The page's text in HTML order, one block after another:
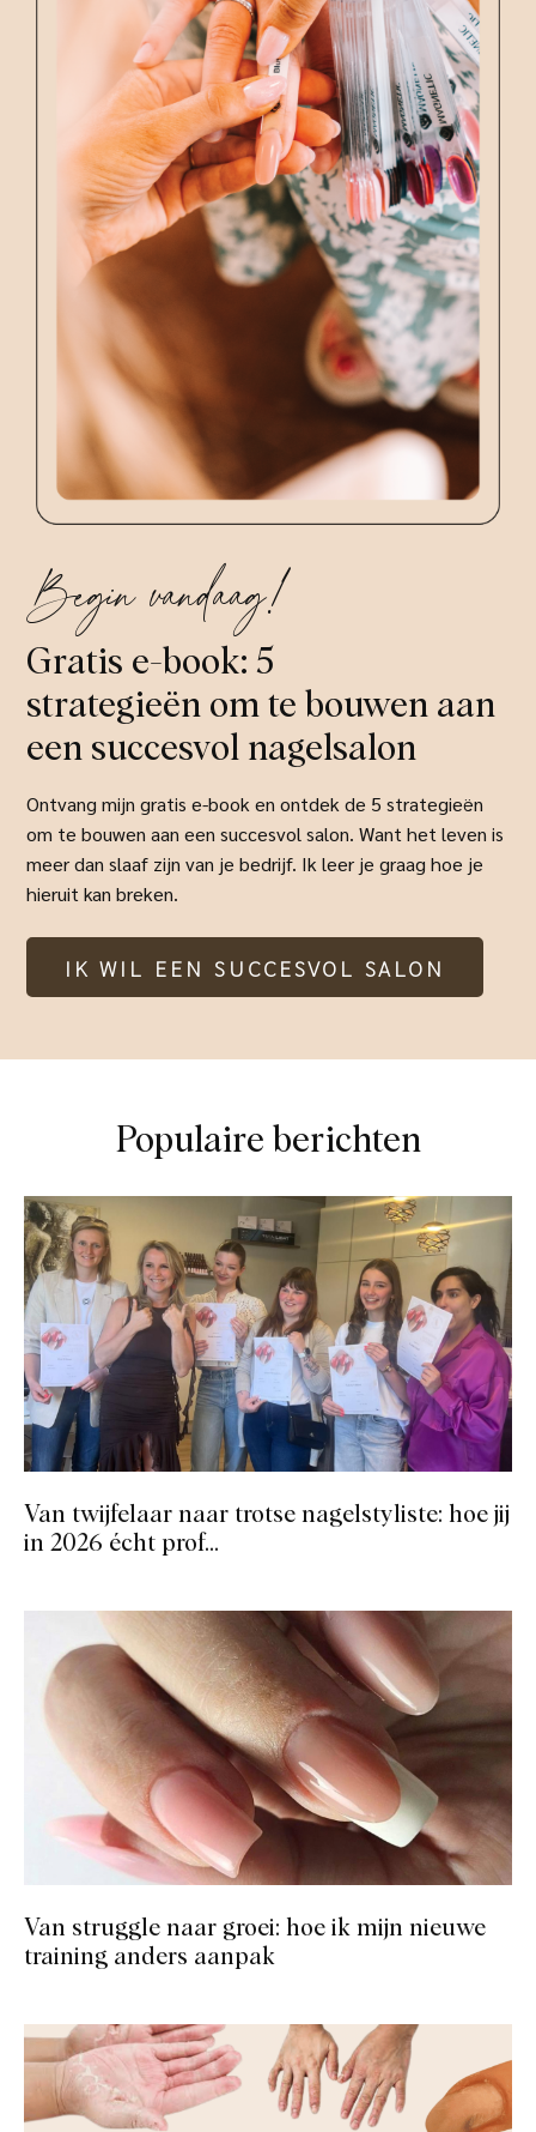
Begin vandaag!
Gratis e-book: 5
strategieën om te bouwen aan
een succesvol nagelsalon
Ontvang mijn gratis e-book en ontdek de 5 strategieën
om te bouwen aan een succesvol salon. Want het leven is
meer dan slaaf zijn van je bedrijf. Ik leer je graag hoe je
hieruit kan breken.
IK WIL EEN SUCCESVOL SALON
Populaire berichten
Van twijfelaar naar trotse nagelstyliste: hoe jij
in 2026 écht prof...
Van struggle naar groei: hoe ik mijn nieuwe
training anders aanpak